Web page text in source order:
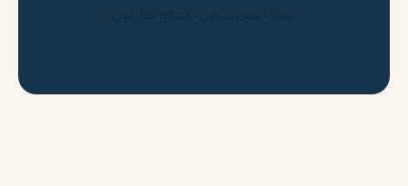
مجاناً • بدون تسجيل • النتائج خلال ثوانٍ